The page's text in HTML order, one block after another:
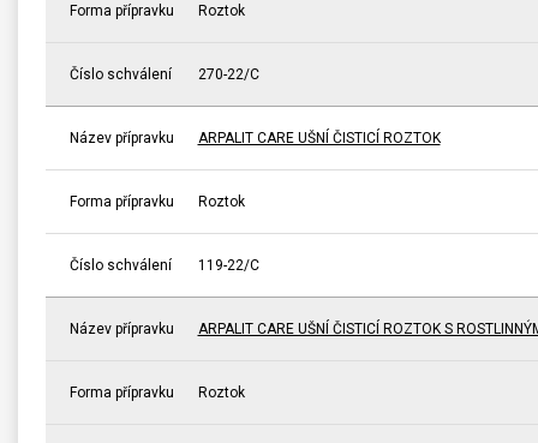
Forma přípravku Roztok
Číslo schválení 270-22/C
Název přípravku ARPALIT CARE UŠNÍ ČISTICÍ ROZTOK
Forma přípravku Roztok
Číslo schválení 119-22/C
Název přípravku ARPALIT CARE UŠNÍ ČISTICÍ ROZTOK S
Forma přípravku Roztok